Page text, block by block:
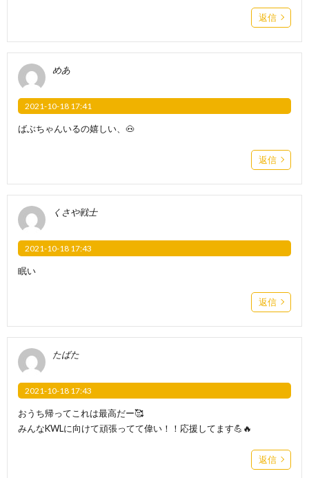
返信
めあ
2021-10-18 17:41
ばぶちゃんいるの嬉しい、🐽
返信
くさや戦士
2021-10-18 17:43
眠い
返信
たばた
2021-10-18 17:43
おうち帰ってこれは最高だー🥰
みんなKWLに向けて頑張ってて偉い！！応援してます💪🔥
返信